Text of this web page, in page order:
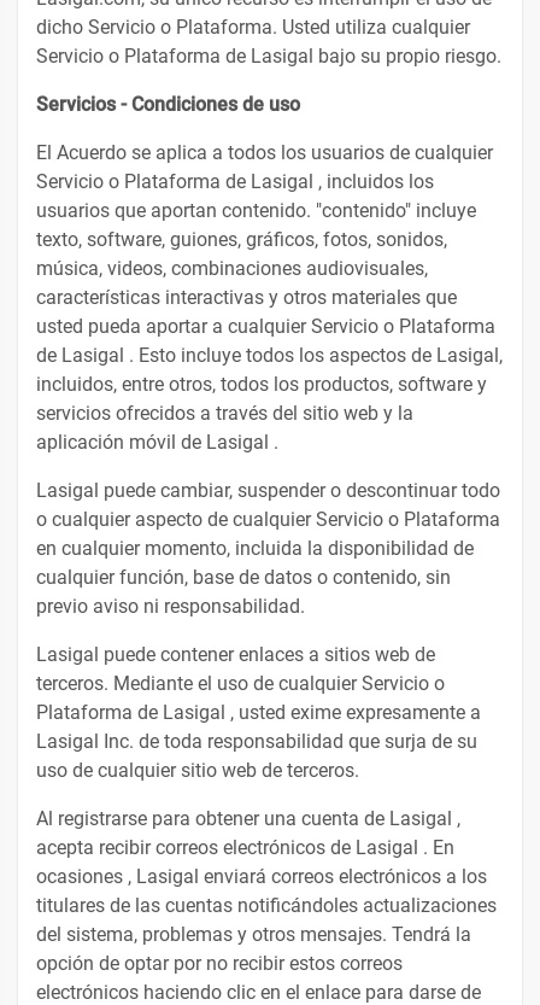
dicho Servicio o Plataforma. Usted utiliza cualquier
Servicio o Plataforma de Lasigal bajo su propio riesgo.
Servicios - Condiciones de uso
El Acuerdo se aplica a todos los usuarios de cualquier
Servicio o Plataforma de Lasigal , incluidos los
usuarios que aportan contenido. "contenido" incluye
texto, software, guiones, gráficos, fotos, sonidos,
música, videos, combinaciones audiovisuales,
características interactivas y otros materiales que
usted pueda aportar a cualquier Servicio o Plataforma
de Lasigal . Esto incluye todos los aspectos de Lasigal,
incluidos, entre otros, todos los productos, software y
servicios ofrecidos a través del sitio web y la
aplicación móvil de Lasigal .
Lasigal puede cambiar, suspender o descontinuar todo
o cualquier aspecto de cualquier Servicio o Plataforma
en cualquier momento, incluida la disponibilidad de
cualquier función, base de datos o contenido, sin
previo aviso ni responsabilidad.
Lasigal puede contener enlaces a sitios web de
terceros. Mediante el uso de cualquier Servicio o
Plataforma de Lasigal , usted exime expresamente a
Lasigal Inc. de toda responsabilidad que surja de su
uso de cualquier sitio web de terceros.
Al registrarse para obtener una cuenta de Lasigal ,
acepta recibir correos electrónicos de Lasigal . En
ocasiones , Lasigal enviará correos electrónicos a los
titulares de las cuentas notificándoles actualizaciones
del sistema, problemas y otros mensajes. Tendrá la
opción de optar por no recibir estos correos
electrónicos haciendo clic en el enlace para darse de